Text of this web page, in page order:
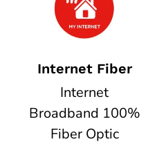
Internet Fiber
Internet
Broadband 100%
Fiber Optic